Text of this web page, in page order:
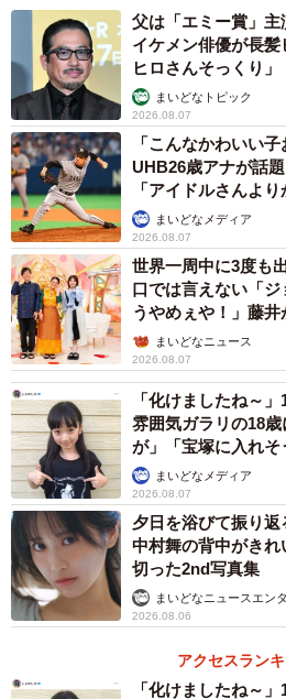
サスペンスドラマに出演した人気男性芸
【1位：遠藤憲一】
多くのドラマや映画に出演してき
から助演まで幅広くこなす役者で
トパーク（2000年）』『不毛地
題のドラマに登場し、NHK大河ド
年）』にも出演していました。ま
仕事も多く、マルチに活躍してい
暉さん主演のドラマ『ミステリと
は、第1話に登場し、ベテラン刑
久能整と熱く対峙しました。
【2位：菅田将暉】
数々のヒット作に出演しつつ、一
『まちがいさがし』『虹』などの
面で精力的に活動しています。
『ミステリと言う勿れ』では、主
読めないストーリーと共に視聴者
父は「エミー賞」
イケメン俳優が長
ヒロさんそっくり」
まいどなトピック
2026.08.07
「こんなかわいい
UHB26歳アナが話
「アイドルさんよ
か」まいどなメディア
2026.08.07
世界一周中に3度も
口では言えない「
うやめぇや！」藤
ん】まいどなニュース
2026.08.07
「化けましたね～
雰囲気ガラリの18
が」「宝塚に入れそ
まいどなメディア
2026.08.07
夕日を浴びて振り
中村舞の背中がき
切った2nd写真集
まいどなニュースエン
2026.08.06
アクセスラン
「化けましたね～